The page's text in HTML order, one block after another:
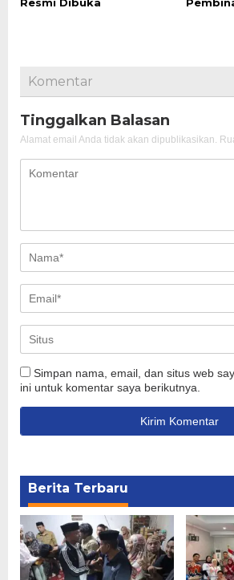
Komentar
Tinggalkan Balasan
Alamat email Anda tidak akan dipublikasikan.
Simpan nama, email, dan situs web
ini untuk komentar saya berikutnya.
Berita Terbaru